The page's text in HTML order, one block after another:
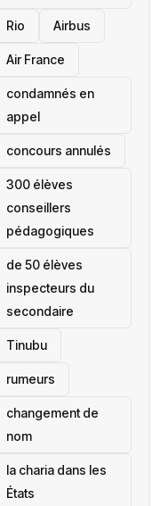
Rio Airbus
Air France
condamnés en
appel
concours annulés
300 élèves
conseillers
pédagogiques
de 50 élèves
inspecteurs du
secondaire
Tinubu
rumeurs
changement de
nom
la charia dans les
États